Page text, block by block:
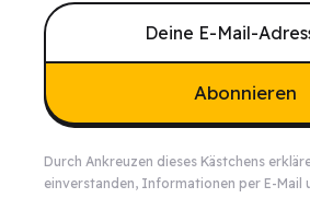
Abonnieren
Durch Ankreuzen dieses Kästchens
einverstanden, Informationen per E-Mail